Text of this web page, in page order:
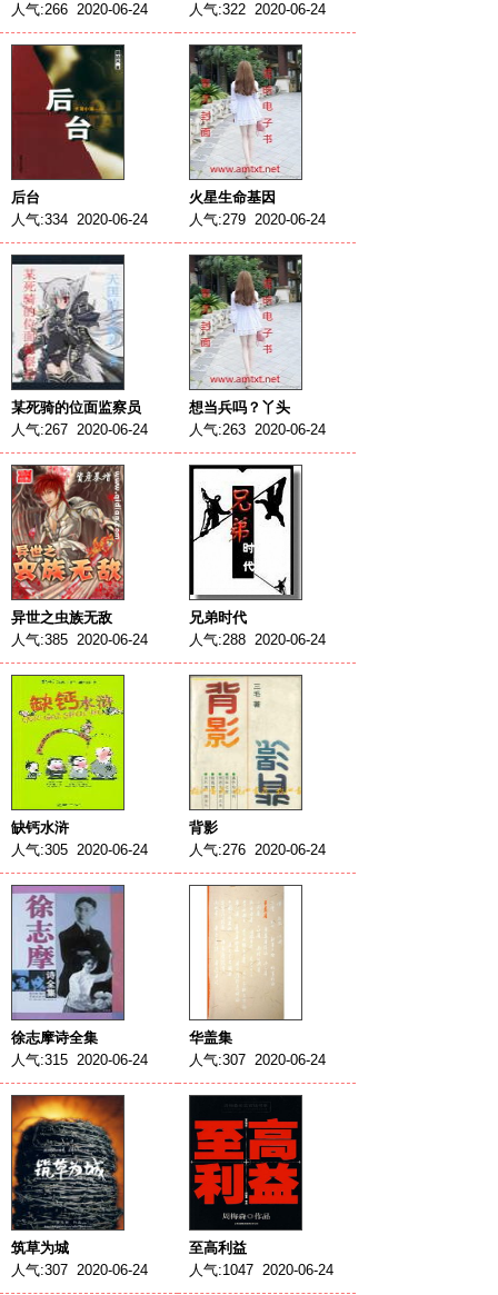
人气:266 2020-06-24
人气:322 2020-06-24
后台
人气:334 2020-06-24
火星生命基因
人气:279 2020-06-24
某死骑的位面监察员
人气:267 2020-06-24
想当兵吗？丫头
人气:263 2020-06-24
异世之虫族无敌
人气:385 2020-06-24
兄弟时代
人气:288 2020-06-24
缺钙水浒
人气:305 2020-06-24
背影
人气:276 2020-06-24
徐志摩诗全集
人气:315 2020-06-24
华盖集
人气:307 2020-06-24
筑草为城
人气:307 2020-06-24
至高利益
人气:1047 2020-06-24